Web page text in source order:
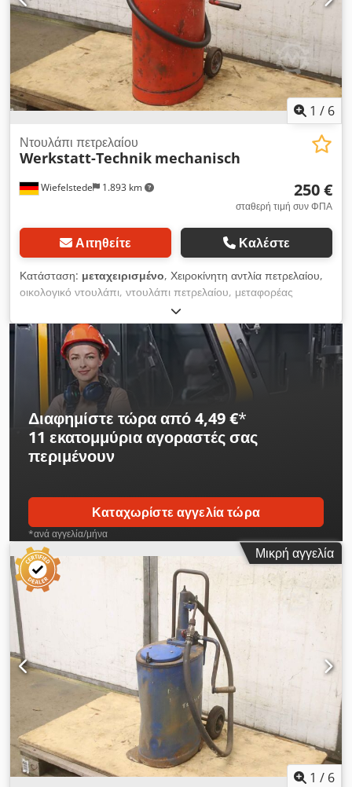
1 / 6
Wiefelstede 1.893 km
Ντουλάπι πετρελαίου
Werkstatt-Technik mechanisch
250 €
σταθερή τιμή συν ΦΠΑ
Αιτηθείτε Καλέστε
Κατάσταση: μεταχειρισμένο, Χειροκίνητη αντλία πετρελαίου,
οικολογικό ντουλάπι, ντουλάπι πετρελαίου, μεταφορέας
πετρελαίου, διανομέας πετρελαίου, διανομέας πετρελαίου,
σταθμός πετρελαίου -Κατασκευαστής: Werkstatt-Technik,
κινητός διανομέας λαδιού με χειροκίνητη αντλία -Χωρητικότητα
δεξαμενής: περίπου l -Αντλία: χειροκίνητη -Διασωλήνωση:
μπορεί να κλείσει με βρύση -Διαστάσεις: 430/400/H770 mm
-Βάρος: 15 kg Dcedpfjkahldex Apisk
Διαφημίστε τώρα από 4,49 €*
11 εκατομμύρια αγοραστέςσας
περιμένουν
Καταχωρίστε αγγελία τώρα
*ανά αγγελία/μήνα
Μικρή αγγελία
1 / 6